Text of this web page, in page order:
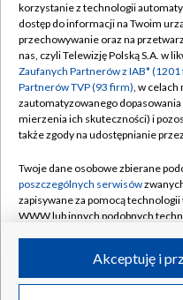
Abonament TVP
Emisja w TVP
Centrum informacji TVP
Naziemna Telewizja
Rada Programowa
System NOS
Informacje o nadawcy
Program dla prasy
©2026 Telewizja
korzystanie z technologii
dostęp do informacji na Twoim
przechowywanie oraz na
nas, czyli Telewizję Polską S.A. w
Zaufanych Partnerów z IAB*
Partnerów TVP (93 firm), w
zautomatyzowanego
mierzenia ich skuteczności) i
także zgody na udostępnianie
Twoje dane osobowe zbierane
poszczególnych serwisów
zapisywane za pomocą
WWW lub innych podobnych
ruchu w Internecie.Akceptuję i